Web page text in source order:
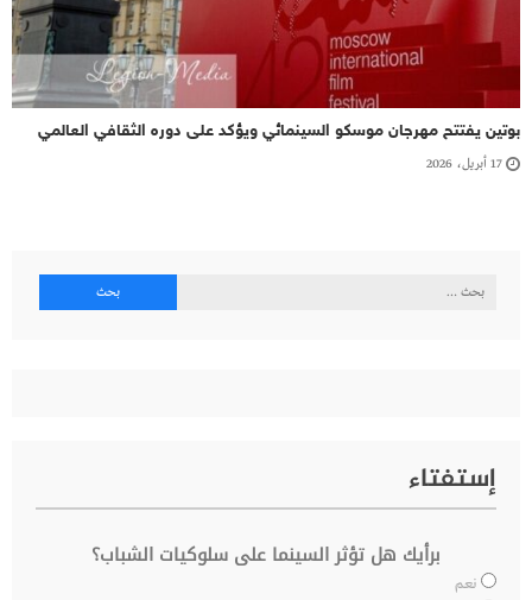
بوتين يفتتح مهرجان موسكو السينمائي ويؤكد على دوره الثقافي العالمي
17 أبريل، 2026
البحث
إستفتاء
برأيك هل تؤثر السينما على سلوكيات الشباب؟
نعم